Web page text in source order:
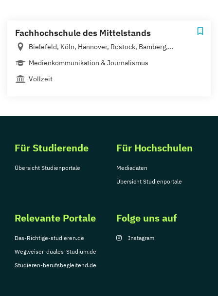
Fachhochschule des Mittelstands
Bielefeld, Köln, Hannover, Rostock, Bamberg,...
Medienkommunikation & Journalismus
Vollzeit
Für Studierende
Übersicht Studienportale
Für Hochschulen
Mediadaten
Übersicht Studienportale
Relevante Portale
Das-Richtige-studieren.de
Wegweiser-duales-Studium.de
Studieren-berufsbegleitend.de
Folge uns auf
Instagram